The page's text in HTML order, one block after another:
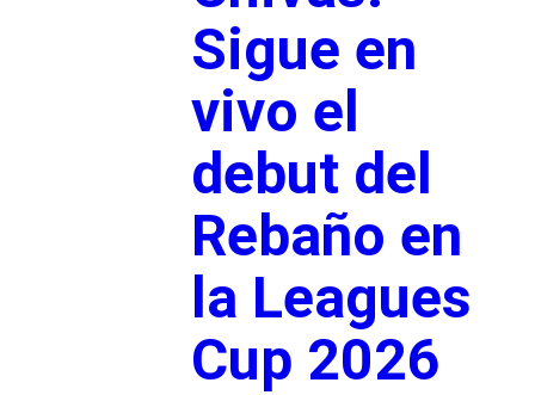
Sigue en
vivo el
debut del
Rebaño en
la Leagues
Cup 2026